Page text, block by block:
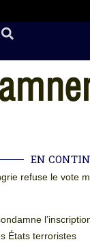
EN
refuse le vote
États terroristes